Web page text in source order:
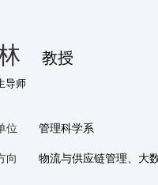
教授
位 管理科学系
向 物流与供应链管理、大